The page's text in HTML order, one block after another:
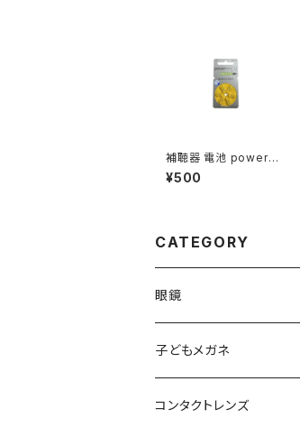
補聴器 電池 poweron
e パワーワン PR536
(p10)
¥500
CATEGORY
眼鏡
メンズ
レディース
子どもメガネ
コンタクトレンズ